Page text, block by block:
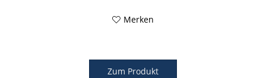
Merken
Zum Produkt